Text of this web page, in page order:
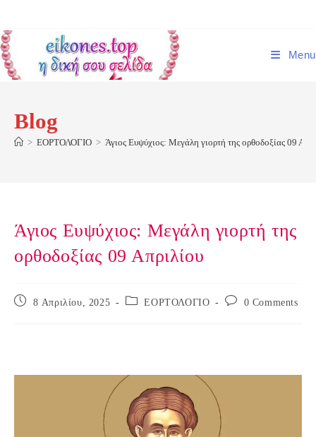
content
Menu
Blog
> ΕΟΡΤΟΛΟΓΙΟ > Άγιος Ευψύχιος: Μεγάλη γιορτή της ορθοδοξίας 09
Άγιος Ευψύχιος: Μεγάλη γιορτή της
ορθοδοξίας 09 Απριλίου
Post
8 Απριλίου, 2025
Post ΕΟΡΤΟΛΟΓΙΟ
Post
0 Comments